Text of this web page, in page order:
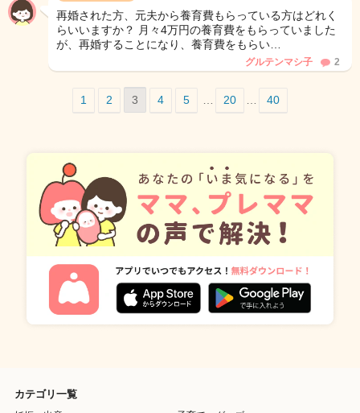
再婚された方、元夫から養育費もらっている方はどれく
らいいますか？ 月々4万円の養育費をもらっていました
が、再婚することになり、養育費をもらい…
グルテンマシ子 2
1 2 3 4 5 20 40
カテゴリ一覧